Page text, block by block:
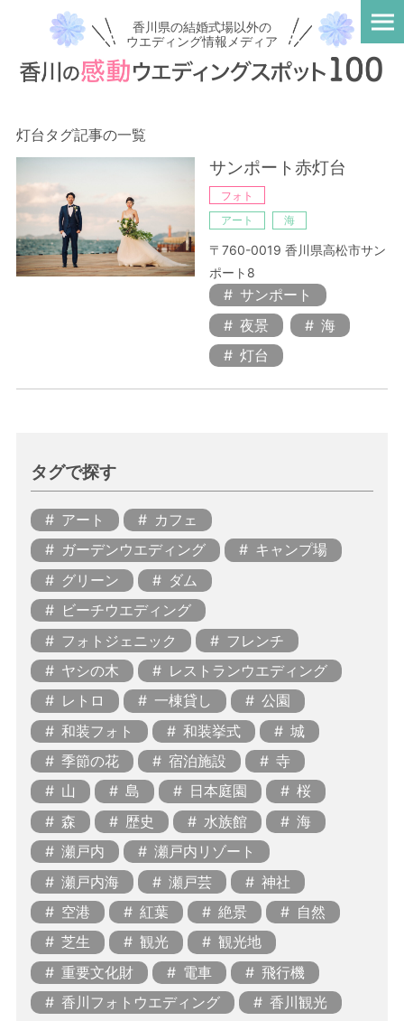
香川県の結婚式場以外の
ウエディング情報メディア
灯台タグ記事の一覧
サンポート赤灯台
フォト
アート
海
〒760-0019 香川県高松市サン
ポート8
サンポート
夜景
海
灯台
タグで探す
アート
カフェ
ガーデンウエディング
キャンプ場
グリーン
ダム
ビーチウエディング
フォトジェニック
フレンチ
ヤシの木
レストランウエディング
レトロ
一棟貸し
公園
和装フォト
和装挙式
城
季節の花
宿泊施設
寺
山
島 日本庭園
桜
森
歴史 水族館
海
瀬戸内
瀬戸内リゾート
瀬戸内海
瀬戸芸
神社
空港
紅葉 絶景
自然
芝生
観光
観光地
重要文化財
電車
飛行機
香川フォトウエディング
香川観光